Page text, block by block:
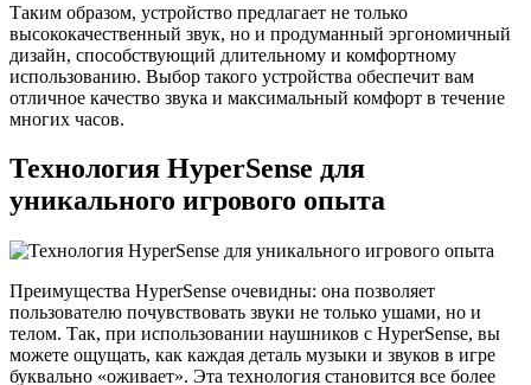
Таким образом, устройство предлагает не только
высококачественный звук, но и продуманный эргономичный
дизайн, способствующий длительному и комфортному
использованию. Выбор такого устройства обеспечит вам
отличное качество звука и максимальный комфорт в течение
многих часов.
Технология HyperSense для
уникального игрового опыта
Преимущества HyperSense очевидны: она позволяет
пользователю почувствовать звуки не только ушами, но и
телом. Так, при использовании наушников с HyperSense, вы
можете ощущать, как каждая деталь музыки и звуков в игре
буквально «оживает». Эта технология становится все более